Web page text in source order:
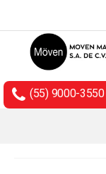
(55) 9000-3550